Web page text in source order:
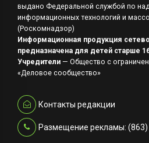
выдано Федеральной службой по
информационных технологий и
(Роскомнадзор)
Информационная продукция
предназначена для детей старше
Учредители — Общество с
«Деловое сообщество»
Контакты редакции
Размещение рекламы: (863)